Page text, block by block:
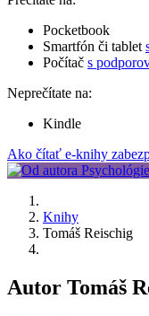
Pocketbook
Smartfón či tablet
Počítač s
Neprečítate na:
Kindle
Ako čítať e-knihy
Knihy
Tomáš Reischig
Autor Tomáš